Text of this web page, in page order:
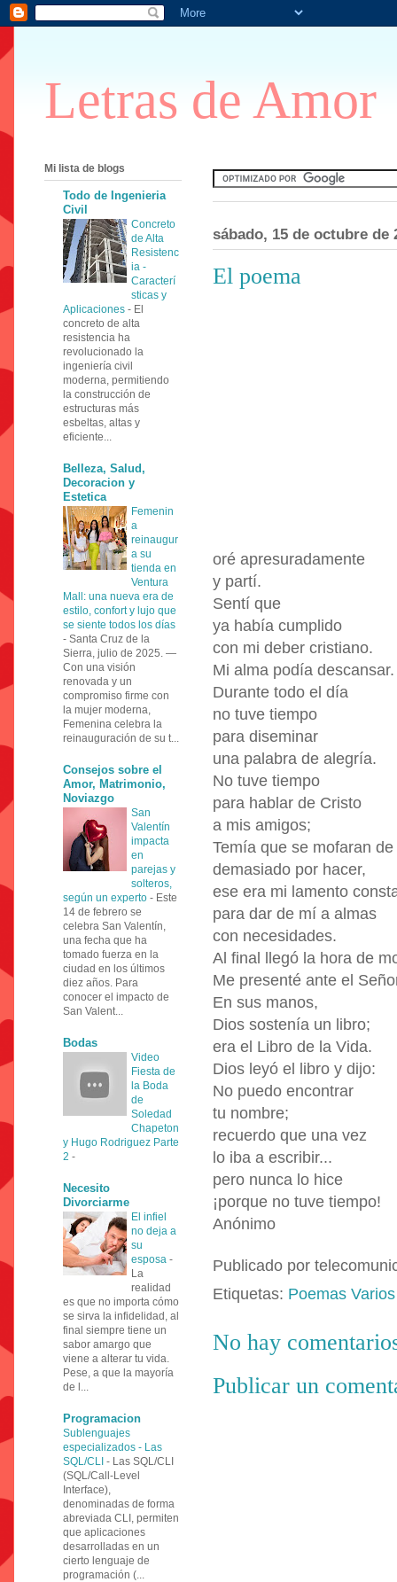
Letras de Amor
sábado, 15 de octubre de
El poema
oré apresuradamente
y partí.
Sentí que
ya había cumplido
con mi deber cristiano.
Mi alma podía descansar.
Durante todo el día
no tuve tiempo
para diseminar
una palabra de alegría.
No tuve tiempo
para hablar de Cristo
a mis amigos;
Temía que se mofaran
demasiado por hacer,
ese era mi lamento
para dar de mí a almas
con necesidades.
Al final llegó la hora de
Me presenté ante el
En sus manos,
Dios sostenía un libro;
era el Libro de la Vida.
Dios leyó el libro y dijo:
No puedo encontrar
tu nombre;
recuerdo que una vez
lo iba a escribir...
pero nunca lo hice
¡porque no tuve tiempo!
Anónimo
Publicado por
Etiquetas: Poemas Varios
No hay
Publicar un
Mi lista de blogs
Todo de Ingenieria
Civil
Concreto
de Alta
Resistenc
ia -
Caracterí
sticas y
Aplicaciones - El
concreto de alta
resistencia ha
revolucionado la
ingeniería civil
moderna, permitiendo
la construcción de
estructuras más
esbeltas, altas y
eficiente...
Belleza, Salud,
Decoracion y
Estetica
Femenin
a
reinaugur
a su
tienda en
Ventura
Mall: una nueva era de
estilo, confort y lujo que
se siente todos los días
- Santa Cruz de la
Sierra, julio de 2025. —
Con una visión
renovada y un
compromiso firme con
la mujer moderna,
Femenina celebra la
reinauguración de su t...
Consejos sobre el
Amor, Matrimonio,
Noviazgo
San
Valentín
impacta
en
parejas y
solteros,
según un experto - Este
14 de febrero se
celebra San Valentín,
una fecha que ha
tomado fuerza en la
ciudad en los últimos
diez años. Para
conocer el impacto de
San Valent...
Bodas
Video
Fiesta de
la Boda
de
Soledad
Chapeton
y Hugo Rodriguez Parte
2 -
Necesito
Divorciarme
El infiel
no deja a
su
esposa -
La
realidad
es que no importa cómo
se sirva la infidelidad, al
final siempre tiene un
sabor amargo que
viene a alterar tu vida.
Pese, a que la mayoría
de l...
Programacion
Sublenguajes
especializados - Las
SQL/CLI - Las SQL/CLI
(SQL/Call-Level
Interface),
denominadas de forma
abreviada CLI, permiten
que aplicaciones
desarrolladas en un
cierto lenguaje de
programación (...